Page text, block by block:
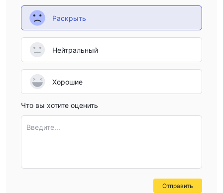
Раскрыть
Нейтральный
Хорошие
Что вы хотите оценить
Введите...
Отправить